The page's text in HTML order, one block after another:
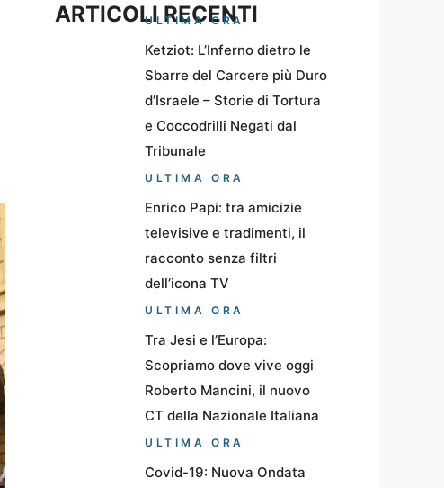
ARTICOLI RECENTI
ULTIMA ORA
Ketziot: L’Inferno dietro le
Sbarre del Carcere più Duro
d’Israele – Storie di Tortura
e Coccodrilli Negati dal
Tribunale
ULTIMA ORA
Enrico Papi: tra amicizie
televisive e tradimenti, il
racconto senza filtri
dell’icona TV
ULTIMA ORA
Tra Jesi e l’Europa:
Scopriamo dove vive oggi
Roberto Mancini, il nuovo
CT della Nazionale Italiana
ULTIMA ORA
Covid-19: Nuova Ondata